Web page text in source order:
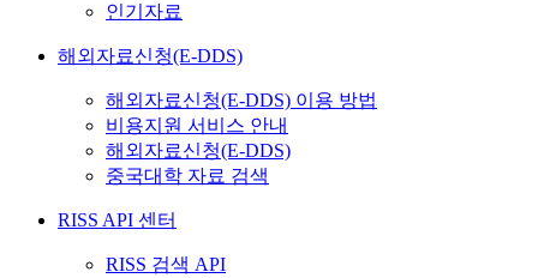
인기자료
해외자료신청(E-DDS)
해외자료신청(E-DDS) 이용 방법
비용지원 서비스 안내
해외자료신청(E-DDS)
중국대학 자료 검색
RISS API 센터
RISS 검색 API